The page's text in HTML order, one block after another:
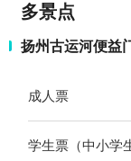
多景点
扬州古运河便益
成人票
学生票（中小学